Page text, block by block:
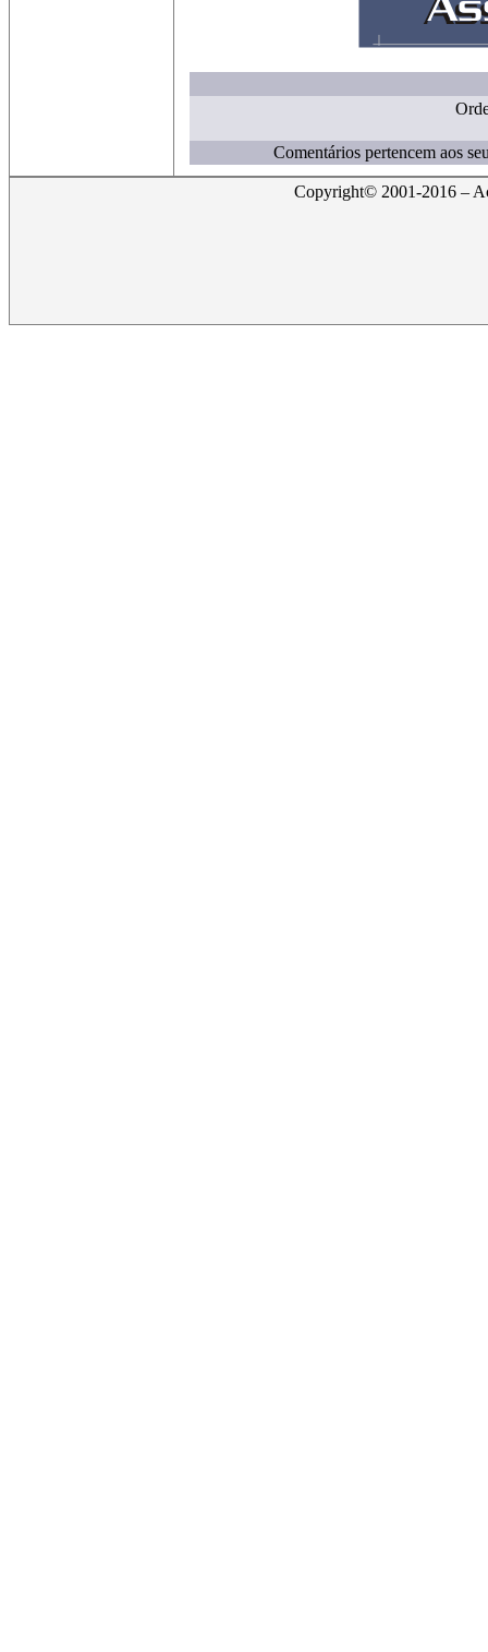
Comentários pertencem aos
Copyright© 2001-2016 –